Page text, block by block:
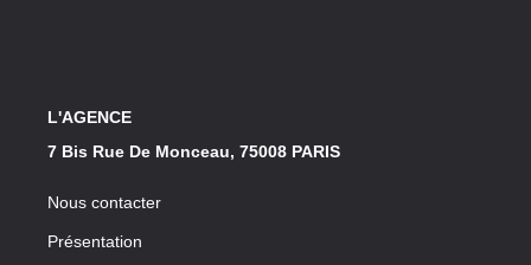
L'AGENCE
7 Bis Rue De Monceau, 75008 PARIS
Nous contacter
Présentation